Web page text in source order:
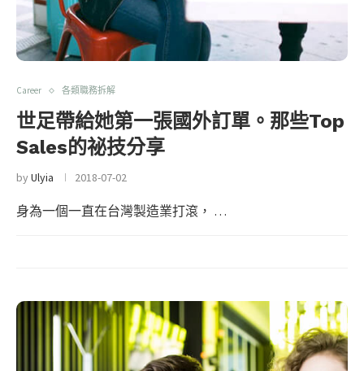
Career 各類職務拆解
世足帶給她第一張國外訂單。那些Top
Sales的祕技分享
byUlyia 2018-07-02
身為一個一直在台灣製造業打滾， …